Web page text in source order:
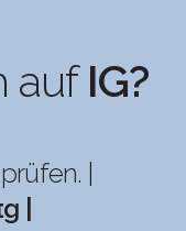
aufIG?
|
|